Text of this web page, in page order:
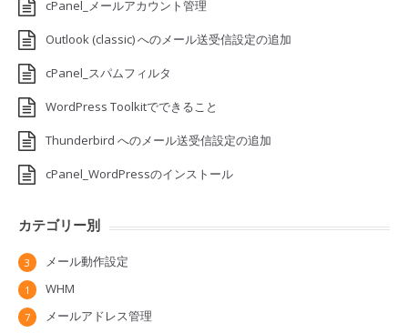
cPanel_メールアカウント管理
Outlook (classic) へのメール送受信設定の追加
cPanel_スパムフィルタ
WordPress Toolkitでできること
Thunderbird へのメール送受信設定の追加
cPanel_WordPressのインストール
カテゴリー別
メール動作設定
3
WHM
1
メールアドレス管理
7